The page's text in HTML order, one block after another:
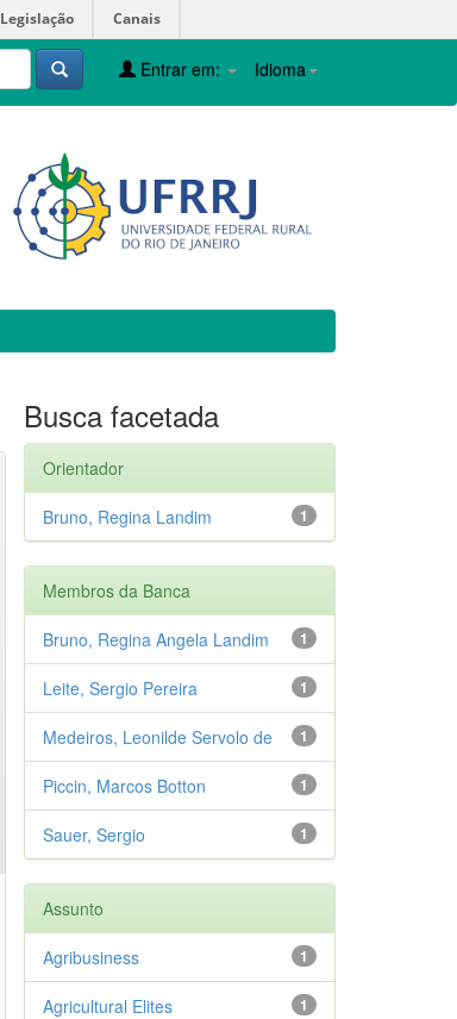
Legislação Canais
Idioma
Entrar em:
Busca facetada
Orientador
1
Bruno, Regina Landim
Membros da Banca
1
Bruno, Regina Angela Landim
1
Leite, Sergio Pereira
1
Medeiros, Leonilde Servolo de
1
Piccin, Marcos Botton
1
Sauer, Sergio
Assunto
1
Agribusiness
1
Agricultural Elites